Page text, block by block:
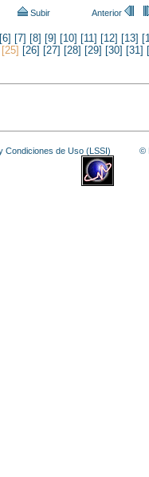
Subir Anterior
[6] [7] [8] [9] [10] [11] [12] [13]
[25] [26] [27] [28] [29] [30] [31]
Condiciones de Uso (LSSI) © La